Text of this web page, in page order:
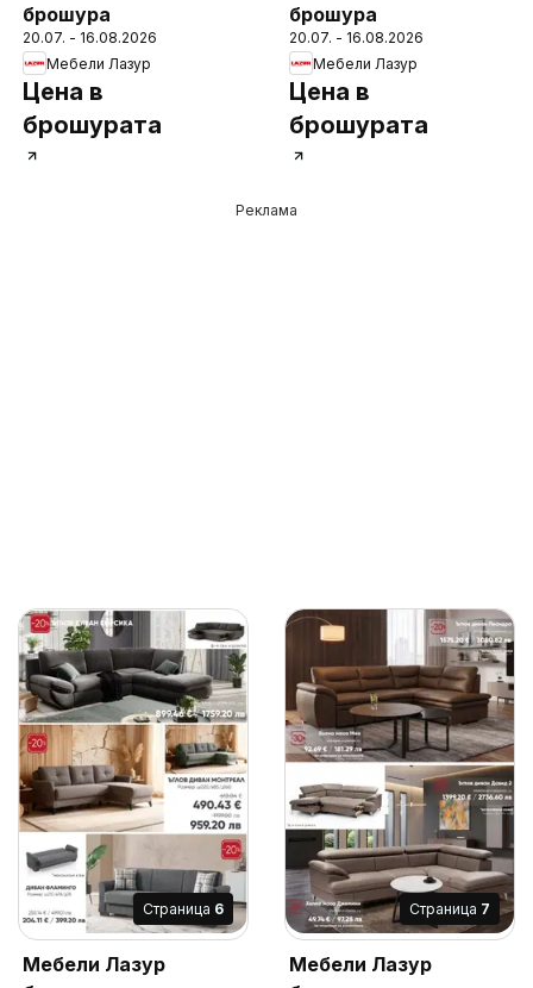
брошура
20.07. - 16.08.2026
Мебели Лазур
Цена в
брошурата
брошура
20.07. - 16.08.2026
Мебели Лазур
Цена в
брошурата
Реклама
Cтраница 6
Мебели Лазур
Cтраница 7
Мебели Лазур